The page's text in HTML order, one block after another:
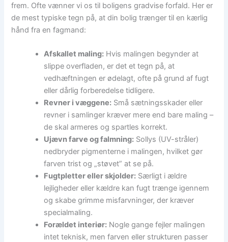
frem. Ofte vænner vi os til boligens gradvise forfald. Her er
de mest typiske tegn på, at din bolig trænger til en kærlig
hånd fra en fagmand:
Afskallet maling: Hvis malingen begynder at
slippe overfladen, er det et tegn på, at
vedhæftningen er ødelagt, ofte på grund af fugt
eller dårlig forberedelse tidligere.
Revner i væggene: Små sætningsskader eller
revner i samlinger kræver mere end bare maling –
de skal armeres og spartles korrekt.
Ujævn farve og falmning: Sollys (UV-stråler)
nedbryder pigmenterne i malingen, hvilket gør
farven trist og „støvet” at se på.
Fugtpletter eller skjolder: Særligt i ældre
lejligheder eller kældre kan fugt trænge igennem
og skabe grimme misfarvninger, der kræver
specialmaling.
Forældet interiør: Nogle gange fejler malingen
intet teknisk, men farven eller strukturen passer